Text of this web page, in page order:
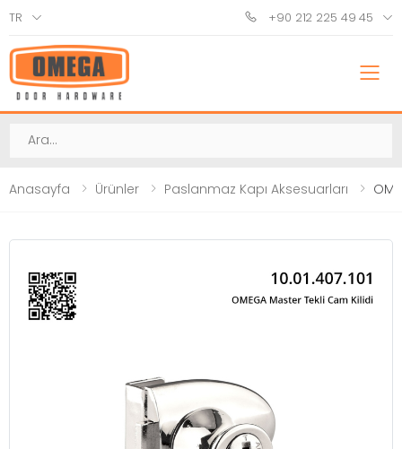
TR +90 212 225 49 45
Ara
Anasayfa Ürünler Paslanmaz Kapı Aksesuarları